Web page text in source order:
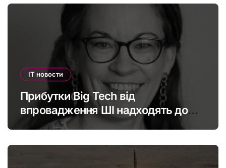
IT новости
Прибутки Big Tech від
впровадження ШІ надходять до
офшорів: як змінити глобальну